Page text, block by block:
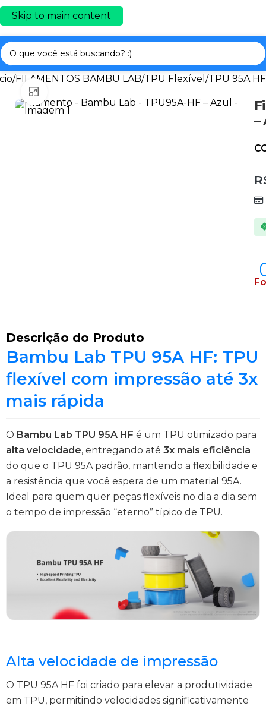
Skip to main content
/FILAMENTOS BAMBU LAB/TPU Flexível /TPU 95A HF
–
Descrição do Produto
Bambu Lab TPU 95A HF: TPU
flexível com impressão até 3x
mais rápida
O Bambu Lab TPU 95A HF é um TPU otimizado para
alta velocidade, entregando até 3x mais eficiência
do que o TPU 95A padrão, mantendo a flexibilidade e
a resistência que você espera de um material 95A.
Ideal para quem quer peças flexíveis no dia a dia sem
o tempo de impressão “eterno” típico de TPU.
Alta velocidade de impressão
O TPU 95A HF foi criado para elevar a produtividade
em TPU, permitindo velocidades significativamente